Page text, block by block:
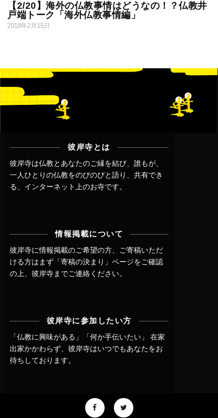
【2/20】海外の仏教事情はどうなの！？仏教井
戸端トーク「海外仏教事情編」
2018年2月15日
彼岸寺とは
彼岸寺は仏教とあなたのご縁を結び、誰もが、
一人ひとりの仏教をのびのびと語り、共有でき
る、インターネット上のお寺です。
情報掲載について
彼岸寺に情報掲載のご希望の方、ご寄稿いただ
ける方はまず 「寄稿の決まり」ページをご確認
の上、 彼岸寺までご連絡 ください。
彼岸寺に参加したい方
「仏教に興味がある」「何か手伝いたい」 在家
出家かかわらず、 彼岸寺はいつでもあなたをお
待ちしております。